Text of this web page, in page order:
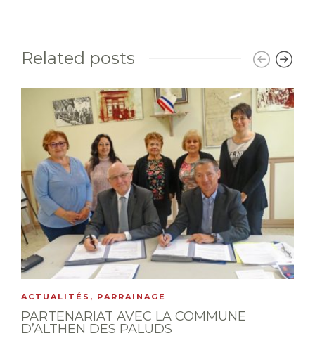
Related posts
ACTUALITÉS , PARRAINAGE
PARTENARIAT AVEC LA COMMUNE
D’ALTHEN DES PALUDS